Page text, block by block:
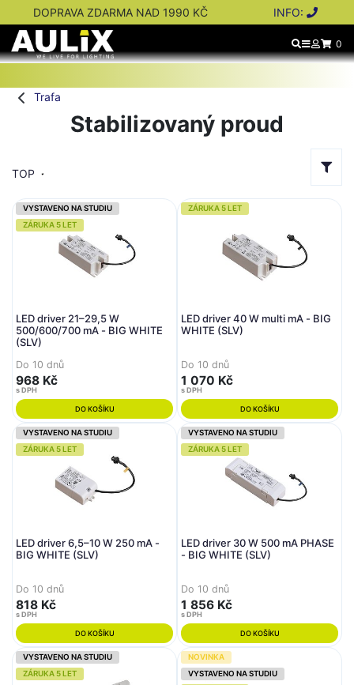
DOPRAVA ZDARMA NAD 1990 KČ INFO:
0
Trafa
Stabilizovaný proud
TOP
VYSTAVENO NA STUDIU
ZÁRUKA 5 LET
LED driver 21–29,5 W
500/600/700 mA - BIG WHITE
(SLV)
Do 10 dnů
968 Kč
s DPH
DO KOŠÍKU
ZÁRUKA 5 LET
LED driver 40 W multi mA - BIG
WHITE (SLV)
Do 10 dnů
1 070 Kč
s DPH
DO KOŠÍKU
VYSTAVENO NA STUDIU
ZÁRUKA 5 LET
LED driver 6,5–10 W 250 mA -
BIG WHITE (SLV)
Do 10 dnů
818 Kč
s DPH
DO KOŠÍKU
VYSTAVENO NA STUDIU
ZÁRUKA 5 LET
LED driver 30 W 500 mA PHASE
- BIG WHITE (SLV)
Do 10 dnů
1 856 Kč
s DPH
DO KOŠÍKU
VYSTAVENO NA STUDIU
ZÁRUKA 5 LET
NOVINKA
VYSTAVENO NA STUDIU